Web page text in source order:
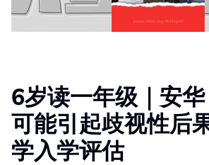
6岁读一年级｜安
可能引起歧视性后
学入学评估